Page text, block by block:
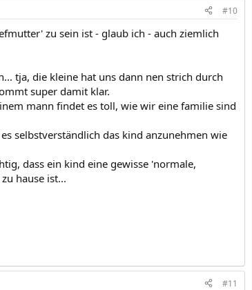
#10
zu sein ist - glaub ich - auch ziemlich
tja, die kleine hat uns dann nen strich durch
super damit klar.
mann findet es toll, wie wir eine familie sind
selbstverständlich das kind anzunehmen wie
dass ein kind eine gewisse 'normale,
hause ist...
#11